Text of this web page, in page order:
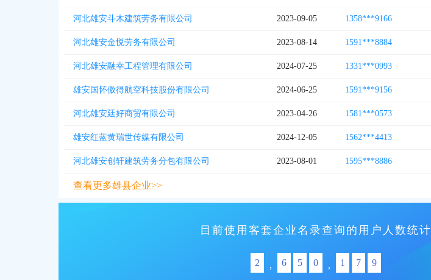
河北雄安斗木建筑劳务有限公司 2023-09-05 1358***9166
河北雄安金悦劳务有限公司 2023-08-14 1591***8884
河北雄安融幸工程管理有限公司 2024-07-25 1331***0993
雄安国怀傲得航空科技股份有限公司 2024-06-25 1591***9156
河北雄安廷好商贸有限公司 2023-04-26 1581***0573
雄安红蓝黄瑞世传媒有限公司 2024-12-05 1562***4413
河北雄安创轩建筑劳务分包有限公司 2023-08-01 1595***8886
查看更多雄县企业>>
目前使用客套企业名录查询的用户人数统计
2 , 6 5 0 , 1 7 9